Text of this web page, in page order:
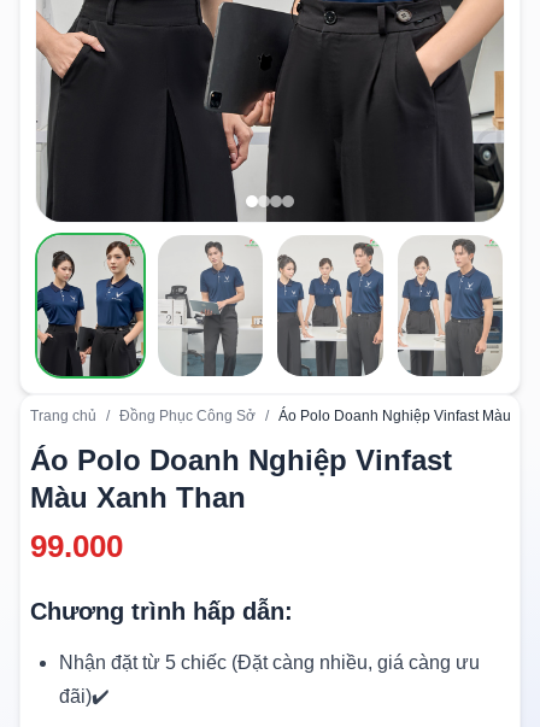
Trang chủ / Đồng Phục Công Sở / Áo Polo Doanh Nghiệp Vinfast Màu
Áo Polo Doanh Nghiệp Vinfast
Màu Xanh Than
99.000
Chương trình hấp dẫn:
Nhận đặt từ 5 chiếc (Đặt càng nhiều, giá càng ưu
đãi)✔️